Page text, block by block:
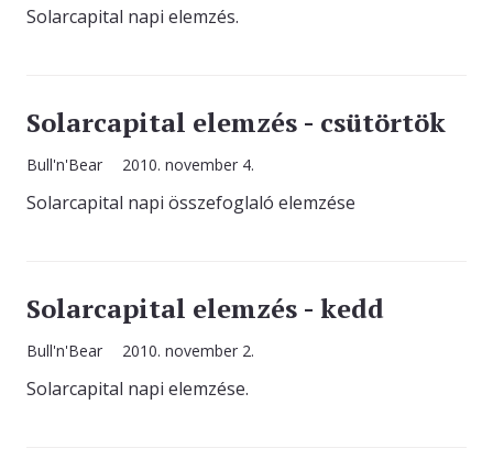
ELŐFIZETÉS
Solarcapital napi elemzés.
Solarcapital elemzés - csütörtök
Bull'n'Bear 2010. november 4.
Solarcapital napi összefoglaló elemzése
Solarcapital elemzés - kedd
Bull'n'Bear 2010. november 2.
Solarcapital napi elemzése.